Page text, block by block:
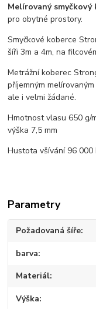
Melírovaný
pro obytné prostory.
Smyčkové koberce
šíři 3m a 4m, na
Metrážní koberec
příjemným
ale i velmi žádané.
Hmotnost vlasu 650 g/
výška 7,5 mm
Hustota všívání 96 000
Parametry
Požadovaná šíře
barva
Materiál
Výška